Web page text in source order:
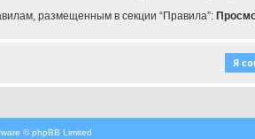
размещенным в секции “Правила”:
© phpBB Limited